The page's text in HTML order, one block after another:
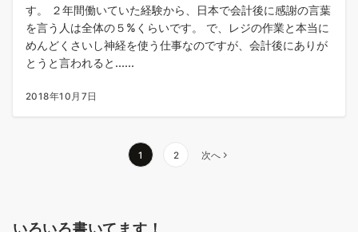
す。 ２年間働いていた経験から、日本で会計後に感謝の言葉
を言う人は全体の５%くらいです。 で、レジの作業と本当に
めんどくさいし神経を使う仕事なのですが、会計後にありが
とうと言われると......
2018年10月7日
1 2 次へ
いろいろ書いてます！